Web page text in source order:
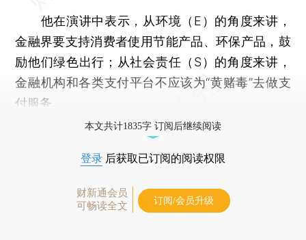
他在演讲中表示，从环境（E）的角度来讲，
金融界要支持消费者使用节能产品、环保产品，鼓
励他们绿色出行；从社会责任（S）的角度来讲，
金融机构和各类支付平台不应该为“黄赌毒”去做支
付服务。
本文共计1835字 订阅后继续阅读
登录 后获取已订阅的阅读权限
财新通会员
可畅读全文
订阅/会员升级